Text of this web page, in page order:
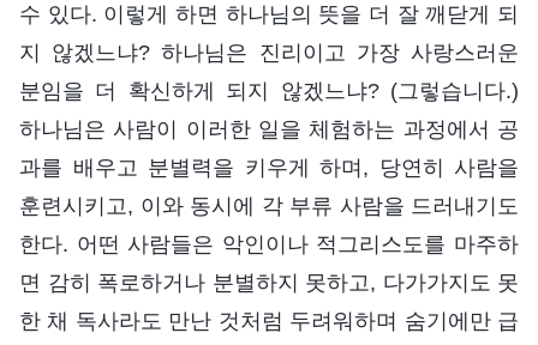
수 있다. 이렇게 하면 하나님의 뜻을 더 잘 깨닫게 되
지 않겠느냐? 하나님은 진리이고 가장 사랑스러운
분임을 더 확신하게 되지 않겠느냐? (그렇습니다.)
하나님은 사람이 이러한 일을 체험하는 과정에서 공
과를 배우고 분별력을 키우게 하며, 당연히 사람을
훈련시키고, 이와 동시에 각 부류 사람을 드러내기도
한다. 어떤 사람들은 악인이나 적그리스도를 마주하
면 감히 폭로하거나 분별하지 못하고, 다가가지도 못
한 채 독사라도 만난 것처럼 두려워하며 숨기에만 급